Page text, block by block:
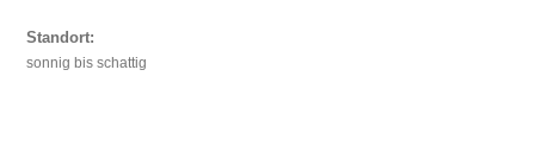
Standort:
sonnig bis schattig